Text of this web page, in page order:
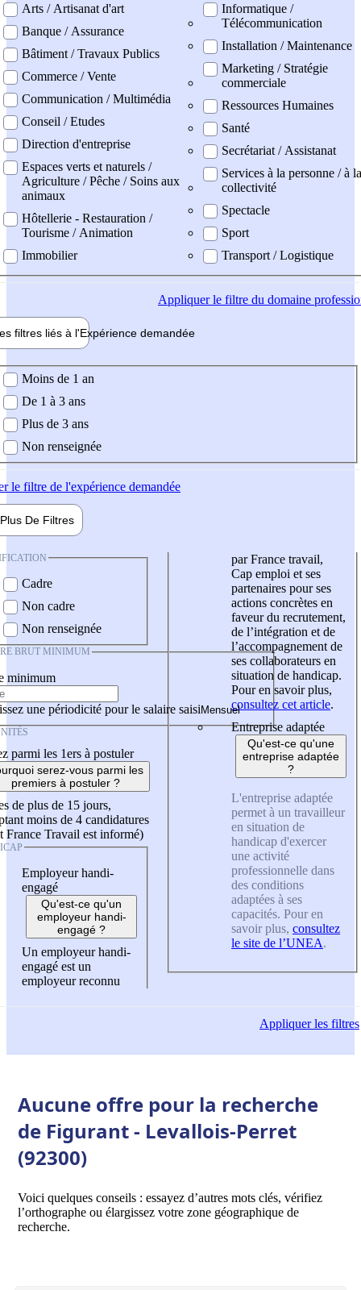
Arts / Artisanat d'art
Banque / Assurance
Bâtiment / Travaux Publics
Commerce / Vente
Communication / Multimédia
Conseil / Etudes
Direction d'entreprise
Espaces verts et naturels /
Agriculture / Pêche / Soins aux
animaux
Hôtellerie - Restauration /
Tourisme / Animation
Immobilier
Informatique /
Télécommunication
Installation / Maintenance
Marketing / Stratégie
commerciale
Ressources Humaines
Santé
Secrétariat / Assistanat
Services à la personne / à la
collectivité
Spectacle
Sport
Transport / Logistique
Appliquerle filtre du domaine
filtres liés à l'Expérience demandée
demandée
Moins de 1 an
De 1 à 3 ans
Plus de 3 ans
Non renseignée
le filtre de l'expérience demandée
Plus De Filtres
Cadre
Non cadre
Non renseignée
BRUT MINIMUM
minimum
une périodicité pour le salaire saisi
parmi les 1ers à postuler
serez-vous parmi les
premiers à postuler ?
de plus de 15 jours,
moins de 4 candidatures
France Travail est informé)
Employeur handi-
engagé
Qu'est-ce qu'un
employeur handi-
engagé ?
Un employeur handi-
engagé est un
employeur reconnu
par France travail,
Cap emploi et ses
partenaires pour ses
actions concrètes en
faveur du recrutement,
de l’intégration et de
l’accompagnement de
ses collaborateurs en
situation de handicap.
Pour en savoir plus,
consultez cet article.
Entreprise adaptée
Qu'est-ce qu'une
entreprise adaptée
?
L'entreprise adaptée
permet à un travailleur
en situation de
handicap d'exercer
une activité
professionnelle dans
des conditions
adaptées à ses
capacités. Pour en
savoir plus, consultez
le site de l’UNEA.
Appliquerles filtres
Aucune offre pour la recherche
de Figurant - Levallois-Perret
(92300)
Voici quelques conseils : essayez d’autres mots clés, vérifiez
l’orthographe ou élargissez votre zone géographique de
recherche.